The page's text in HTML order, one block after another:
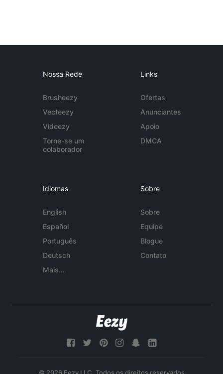
Nossa Rede
Brusheezy
Vecteezy
Videezy
Torne-se um
colaborador
Links
Ofertas
Anunciantes
Apoio
DMCA
Idiomas
English
Español
Português
Deutsch
Mais...
Sobre
Sobre
Equipe
Blogue
Contato